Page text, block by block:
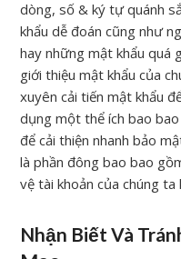
dòng, số & ký tự quánh
khẩu dễ đoán cũng như
hay những mật khẩu quá
giới thiệu mật khẩu của
xuyên cải tiến mật khẩu
dụng một thể ích bao
để cải thiện nhanh bảo
là phần đông bao bao
vệ tài khoản của chúng
Nhận Biết Và